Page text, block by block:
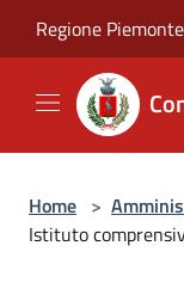
Regione Piemonte
Home >
Istituto